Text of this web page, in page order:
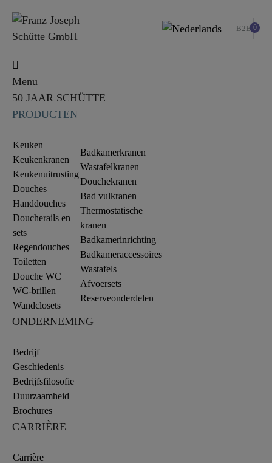
B2B 0
Menu
50 JAAR SCHÜTTE
PRODUCTEN
Keuken
Keukenkranen
Keukenuitrusting
Douches
Handdouches
Doucherails en
sets
Regendouches
Toiletten
Douche WC
WC-brillen
Wandclosets
Badkamerkranen
Wastafelkranen
Douchekranen
Bad vulkranen
Thermostatische
kranen
Badkamerinrichting
Badkameraccessoires
Wastafels
Afvoersets
Reserveonderdelen
ONDERNEMING
Bedrijf
Geschiedenis
Bedrijfsfilosofie
Duurzaamheid
Brochures
CARRIÈRE
Carrière